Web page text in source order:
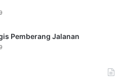
Pemberang Jalanan